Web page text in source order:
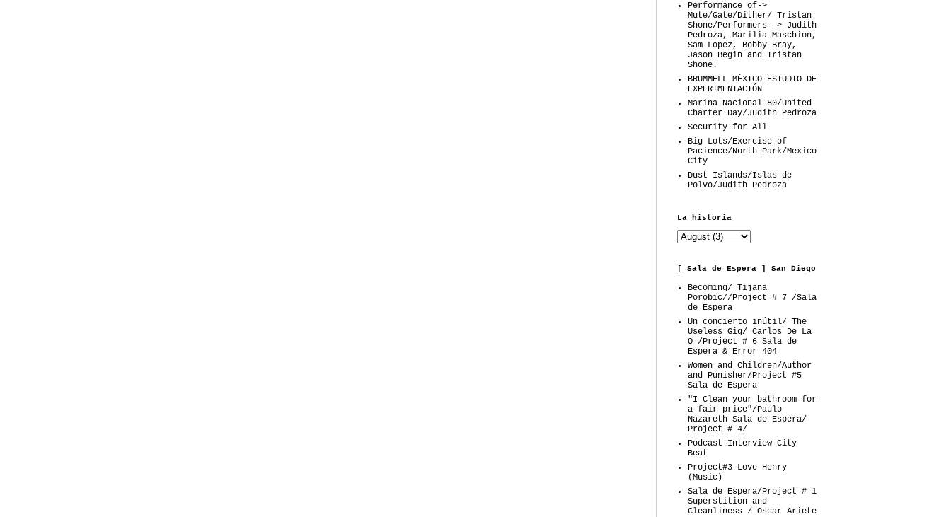
Performance of->
Mute/Gate/Dither/ Tristan
Shone/Performers -> Judith
Pedroza, Marilia Maschion,
Sam Lopez, Bobby Bray,
Jason Begin and Tristan
Shone.
BRUMMELL MÉXICO ESTUDIO DE
EXPERIMENTACIÓN
Marina Nacional 80/United
Charter Day/Judith Pedroza
Security for All
Big Lots/Exercise of
Pacience/North Park/Mexico
City
Dust Islands/Islas de
Polvo/Judith Pedroza
La historia
[ Sala de Espera ] San Diego
Becoming/ Tijana
Porobic//Project # 7 /Sala
de Espera
Un concierto inútil/ The
Useless Gig/ Carlos De La
O /Project # 6 Sala de
Espera & Error 404
Women and Children/Author
and Punisher/Project #5
Sala de Espera
"I Clean your bathroom for
a fair price"/Paulo
Nazareth Sala de Espera/
Project # 4/
Podcast Interview City
Beat
Project#3 Love Henry
(Music)
Sala de Espera/Project # 1
Superstition and
Cleanliness / Oscar Ariete